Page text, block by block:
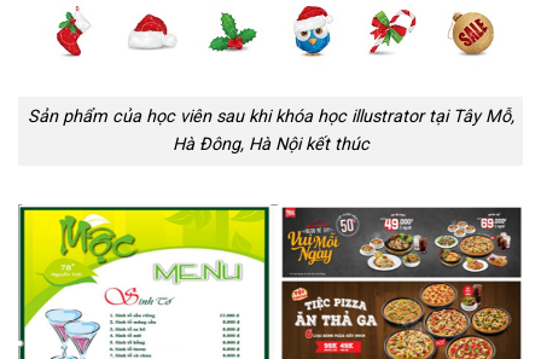
Sản phẩm của học viên sau khi khóa học illustrator tại Tây Mỗ,
Hà Đông, Hà Nội kết thúc